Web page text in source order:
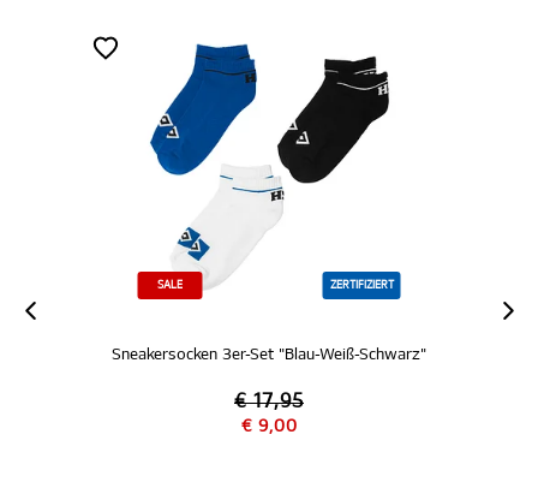
SALE ZERTIFIZIERT
Sneakersocken 3er-Set "Blau-Weiß-Schwarz"
€ 17,95
€ 9,00